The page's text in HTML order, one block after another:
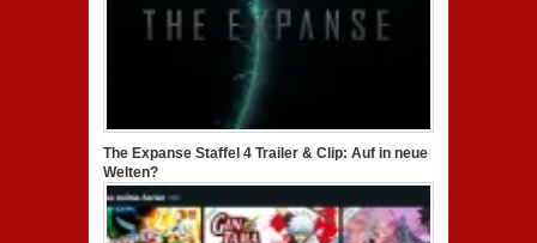
The Expanse Staffel 4 Trailer & Clip: Auf in neue
Welten?